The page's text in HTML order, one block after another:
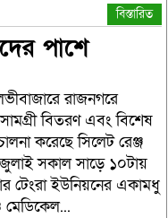
বিস্তারিত
পাশে
রাজনগরে
সামগ্রী বিতরণ এবং বিশেষ
করেছে সিলেট রেঞ্জ
সকাল সাড়ে ১০টায়
টেংরা ইউনিয়নের একামধু
মেডিকেল...